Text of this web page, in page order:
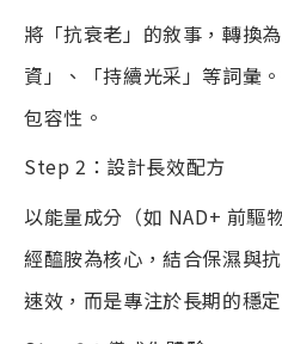
將「抗衰老」的敘事，轉換
資」、「持續光采」等詞彙
包容性。
Step 2 ：設計長效配方
以能量成分（如 NAD+ 前驅
經醯胺為核心，結合保濕與
速效，而是專注於長期的穩